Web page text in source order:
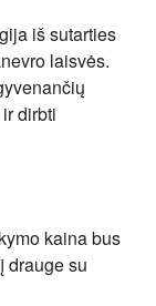
iš sutarties
laisvės.
dirbti
kaina bus
drauge su